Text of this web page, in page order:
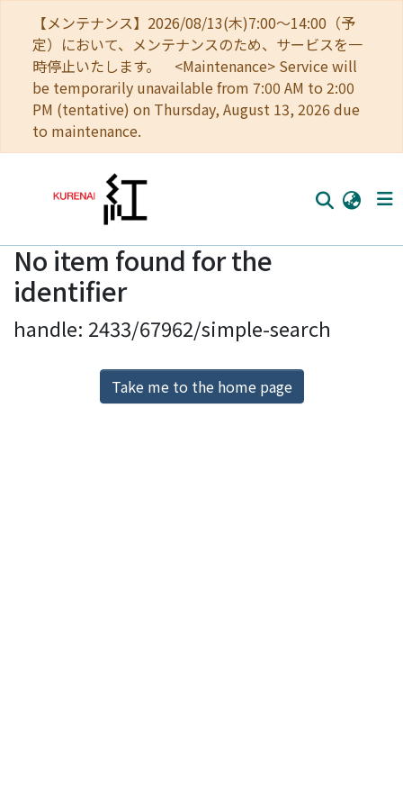
【メンテナンス】2026/08/13(木)7:00～14:00（予
定）において、メンテナンスのため、サービスを一
時停止いたします。 <Maintenance> Service will
be temporarily unavailable from 7:00 AM to 2:00
PM (tentative) on Thursday, August 13, 2026 due
to maintenance.
Home
Communities
Browse
Download Ranking
No item found for the
identifier
handle: 2433/67962/simple-search
Take me to the home page